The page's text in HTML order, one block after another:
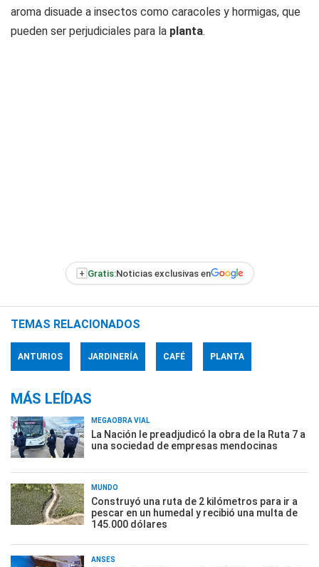
aroma disuade a insectos como caracoles y hormigas, que
pueden ser perjudiciales para la planta.
+ Gratis:Noticias exclusivas en
TEMAS RELACIONADOS
ANTURIOS JARDINERÍA CAFÉ PLANTA
MÁS LEÍDAS
MEGAOBRA VIAL
La Nación le preadjudicó la obra de la Ruta 7 a
una sociedad de empresas mendocinas
MUNDO
Construyó una ruta de 2 kilómetros para ir a
pescar en un humedal y recibió una multa de
145.000 dólares
ANSES